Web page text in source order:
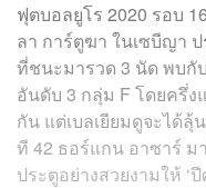
ฟุตบอลยูโร 2020 รอบ
ลา การ์ตูฆา ในเซบีญา
ที่ชนะมารวด 3 นัด พบกั
อันดับ 3 กลุ่ม F โดยครึ่
กัน แต่เบลเยียมดูจะได้
ที 42 ธอร์แกน อาซาร์ ม
ประตูอย่างสวยงามให้ ‘